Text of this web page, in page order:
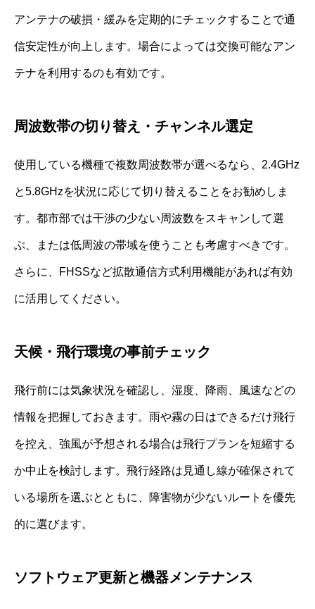
アンテナの破損・緩みを定期的にチェックすることで通
信安定性が向上します。場合によっては交換可能なアン
テナを利用するのも有効です。
周波数帯の切り替え・チャンネル選定
使用している機種で複数周波数帯が選べるなら、2.4GHz
と5.8GHzを状況に応じて切り替えることをお勧めしま
す。都市部では干渉の少ない周波数をスキャンして選
ぶ、または低周波の帯域を使うことも考慮すべきです。
さらに、FHSSなど拡散通信方式利用機能があれば有効
に活用してください。
天候・飛行環境の事前チェック
飛行前には気象状況を確認し、湿度、降雨、風速などの
情報を把握しておきます。雨や霧の日はできるだけ飛行
を控え、強風が予想される場合は飛行プランを短縮する
か中止を検討します。飛行経路は見通し線が確保されて
いる場所を選ぶとともに、障害物が少ないルートを優先
的に選びます。
ソフトウェア更新と機器メンテナンス